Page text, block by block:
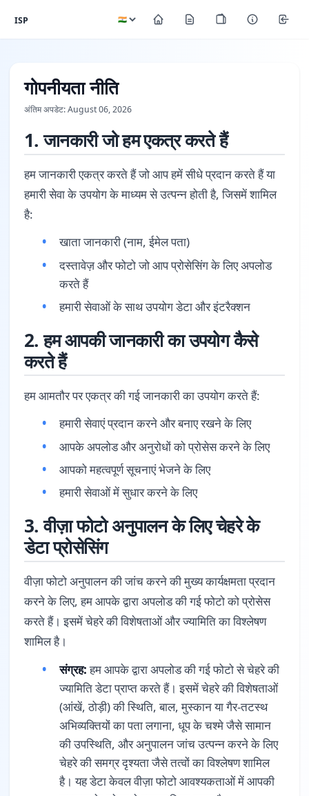
ISP
गोपनीयता नीति
अंतिम अपडेट: August 06, 2026
1. जानकारी जो हम एकत्र करते हैं
हम जानकारी एकत्र करते हैं जो आप हमें सीधे प्रदान करते हैं या
हमारी सेवा के उपयोग के माध्यम से उत्पन्न होती है, जिसमें शामिल
है:
खाता जानकारी (नाम, ईमेल पता)
दस्तावेज़ और फोटो जो आप प्रोसेसिंग के लिए अपलोड
करते हैं
हमारी सेवाओं के साथ उपयोग डेटा और इंटरैक्शन
2. हम आपकी जानकारी का उपयोग कैसे
करते हैं
हम आमतौर पर एकत्र की गई जानकारी का उपयोग करते हैं:
हमारी सेवाएं प्रदान करने और बनाए रखने के लिए
आपके अपलोड और अनुरोधों को प्रोसेस करने के लिए
आपको महत्वपूर्ण सूचनाएं भेजने के लिए
हमारी सेवाओं में सुधार करने के लिए
3. वीज़ा फोटो अनुपालन के लिए चेहरे के
डेटा प्रोसेसिंग
वीज़ा फोटो अनुपालन की जांच करने की मुख्य कार्यक्षमता प्रदान
करने के लिए, हम आपके द्वारा अपलोड की गई फोटो को प्रोसेस
करते हैं। इसमें चेहरे की विशेषताओं और ज्यामिति का विश्लेषण
शामिल है।
संग्रह:हम आपके द्वारा अपलोड की गई फोटो से चेहरे की
ज्यामिति डेटा प्राप्त करते हैं। इसमें चेहरे की विशेषताओं
(आंखें, ठोड़ी) की स्थिति, बाल, मुस्कान या गैर-तटस्थ
अभिव्यक्तियों का पता लगाना, धूप के चश्मे जैसे सामान
की उपस्थिति, और अनुपालन जांच उत्पन्न करने के लिए
चेहरे की समग्र दृश्यता जैसे तत्वों का विश्लेषण शामिल
है। यह डेटा केवल वीज़ा फोटो आवश्यकताओं में आपकी